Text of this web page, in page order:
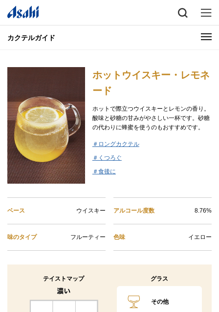
カクテルガイド
ホットウイスキー・レモネ
ード
ホットで際立つウイスキーとレモンの香り。
酸味と砂糖の甘みがやさしい一杯です。砂糖
の代わりに蜂蜜を使うのもおすすめです。
＃ロングカクテル
＃くつろぐ
＃食後に
ベース ウイスキー
味のタイプ フルーティー
アルコール度数 8.76%
色味 イエロー
テイストマップ グラス
その他